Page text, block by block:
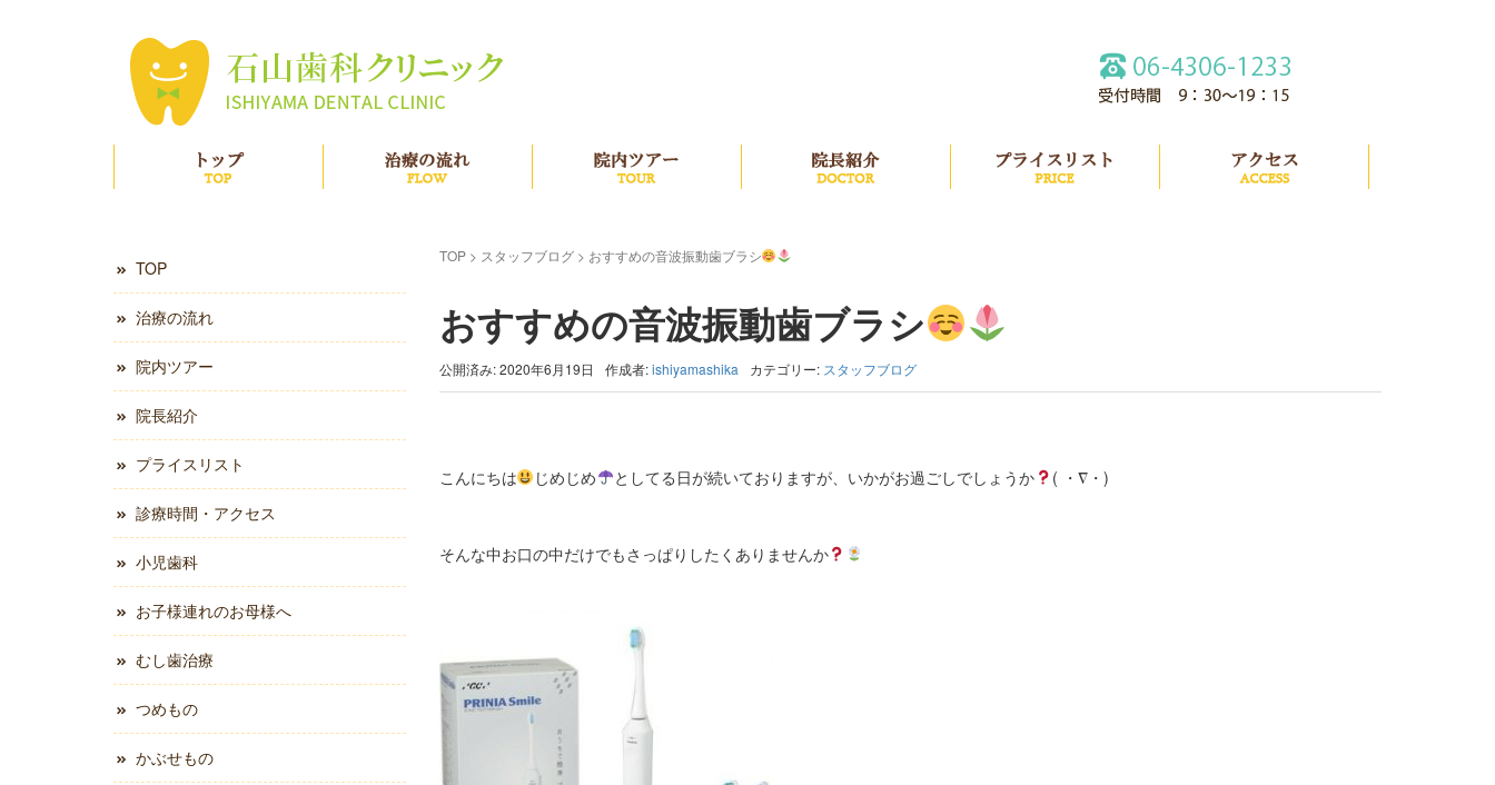
治療の流れ 院内ツアー 院長紹介 プライスリスト
TOP> スタッフブログ> おすすめの音波振動歯ブラシ
おすすめの音波振動歯ブラシ
公開済み: 2020年6月19日 作成者:ishiyamashika カテゴリー: スタッフブログ
こんにちは じめじめ としてる日が続いておりますが、いかがお過ごしでしょうか ( ・∇・)
そんな中お口の中だけでもさっぱりしたくありませんか
TOP
治療の流れ
院内ツアー
院長紹介
プライスリスト
診療時間・アクセス
小児歯科
お子様連れのお母様へ
むし歯治療
つめもの
かぶせもの